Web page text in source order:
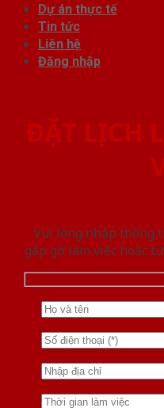
Dự án thực tế
Tin tức
Liên hệ
Đăng nhập
ĐẶT LỊCH
Vui lòng nhập thông
gặp gỡ làm việc hoăc